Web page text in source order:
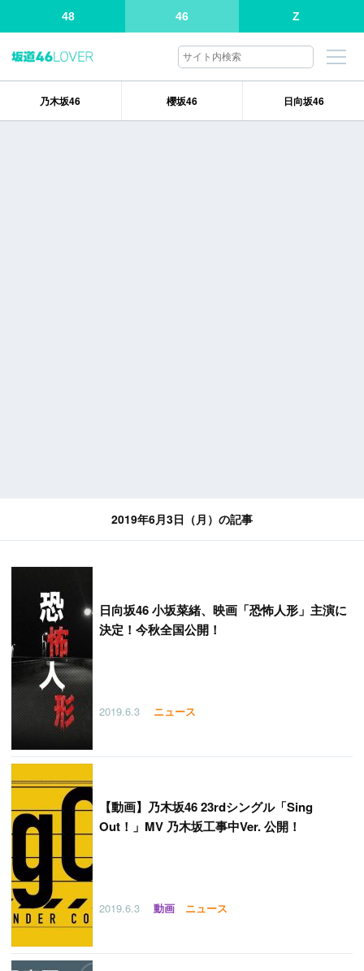
48 46 Z
乃木坂46 櫻坂46 日向坂46
2019年6月3日（月）の記事
日向坂46 小坂菜緒、映画「恐怖人形」主演に
決定！今秋全国公開！
2019.6.3 ニュース
【動画】乃木坂46 23rdシングル「Sing
Out！」MV 乃木坂工事中Ver. 公開！
2019.6.3 動画 ニュース